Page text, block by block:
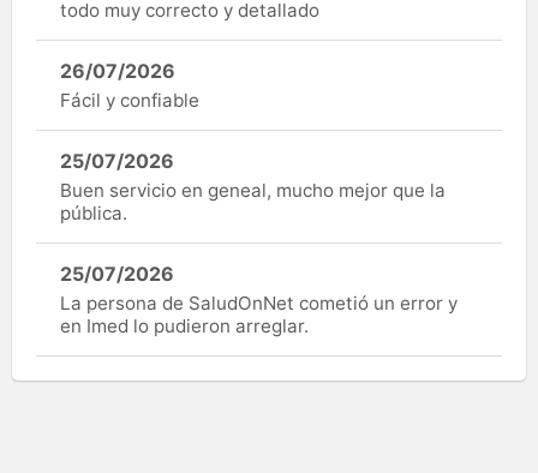
todo muy correcto y detallado
26/07/2026
Fácil y confiable
25/07/2026
Buen servicio en geneal, mucho mejor que la
pública.
25/07/2026
La persona de SaludOnNet cometió un error y
en Imed lo pudieron arreglar.